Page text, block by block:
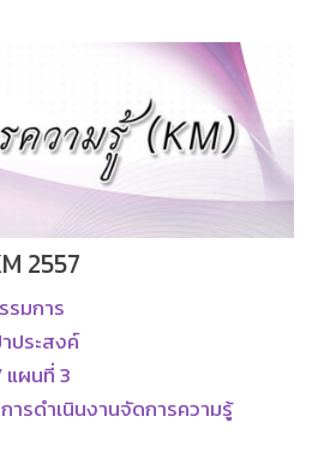
2557
มการ
ประสงค์
แผนที่ 3
ารดำเนินงานจัดการความรู้